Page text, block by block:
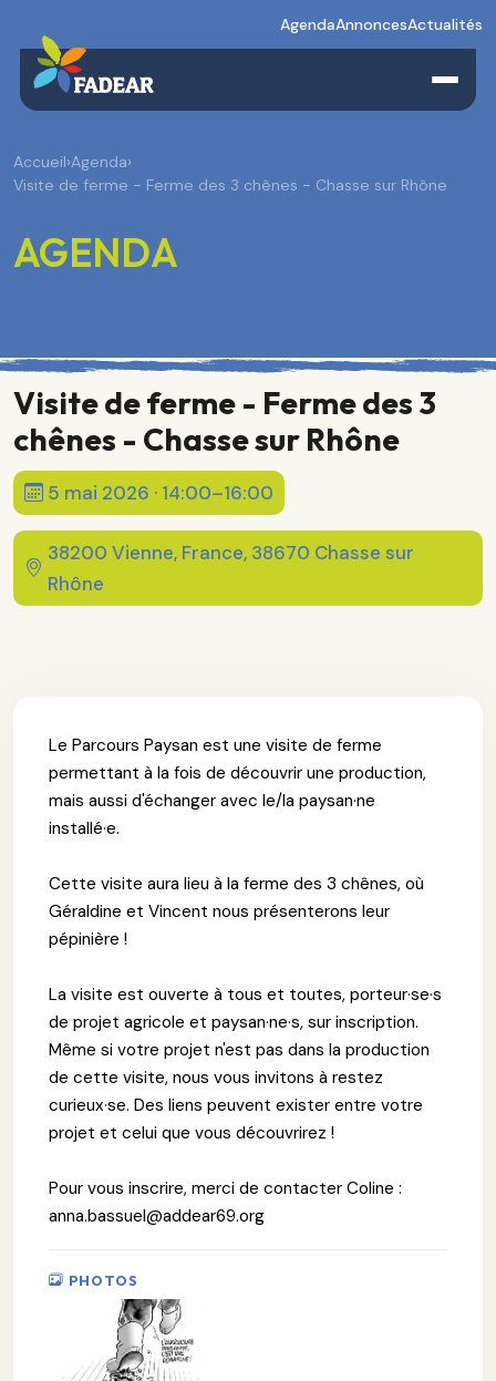
AgendaAnnoncesActualités
Accueil›Agenda›
Visite de ferme - Ferme des 3 chênes - Chasse sur Rhône
AGENDA
Visite de ferme - Ferme des 3
chênes - Chasse sur Rhône
5 mai 2026 · 14:00–16:00
38200 Vienne, France, 38670 Chasse sur
Rhône
Le Parcours Paysan est une visite de ferme
permettant à la fois de découvrir une production,
mais aussi d'échanger avec le/la paysan·ne
installé·e.
Cette visite aura lieu à la ferme des 3 chênes, où
Géraldine et Vincent nous présenterons leur
pépinière !
La visite est ouverte à tous et toutes, porteur·se·s
de projet agricole et paysan·ne·s, sur inscription.
Même si votre projet n'est pas dans la production
de cette visite, nous vous invitons à restez
curieux·se. Des liens peuvent exister entre votre
projet et celui que vous découvrirez !
Pour vous inscrire, merci de contacter Coline :
anna.bassuel@addear69.org
PHOTOS